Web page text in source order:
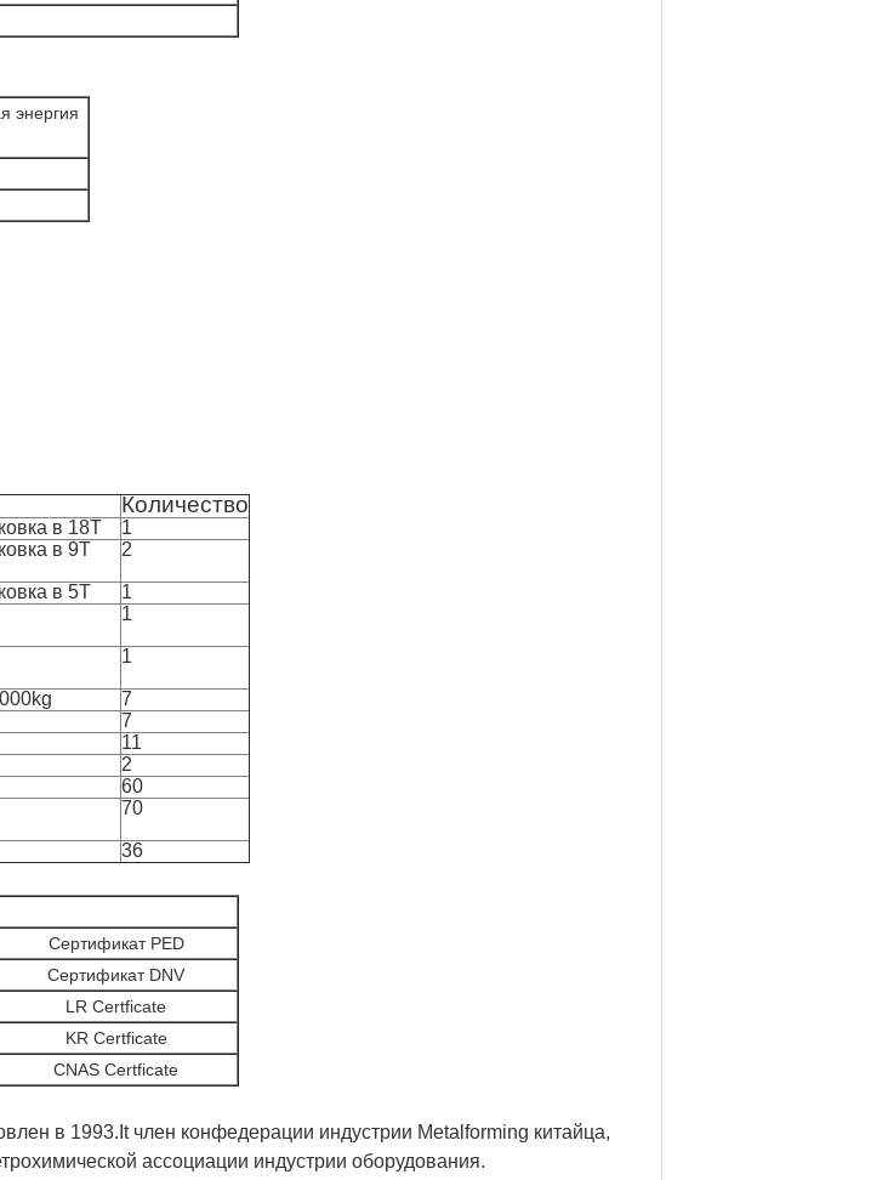
энергия
Количество
в 18T
1
в 9T 2
в 5T
1
1
1
7
7
11
2
60
70
36
Сертификат PED
Сертификат DNV
LR Certficate
KR Certficate
CNAS Certficate
в 1993.It член конфедерации индустрии Metalforming китайца,
ассоциации индустрии оборудования.